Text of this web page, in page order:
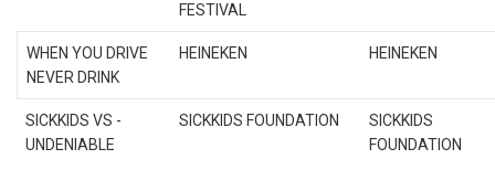
FESTIVAL
WHEN YOU DRIVE
NEVER DRINK
HEINEKEN HEINEKEN
SICKKIDS VS -
UNDENIABLE
SICKKIDS FOUNDATION
SICKKIDS
FOUNDATION